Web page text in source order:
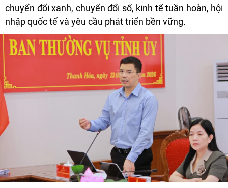
chuyển đổi xanh, chuyển đổi số, kinh tế tuần hoàn, hội
nhập quốc tế và yêu cầu phát triển bền vững.